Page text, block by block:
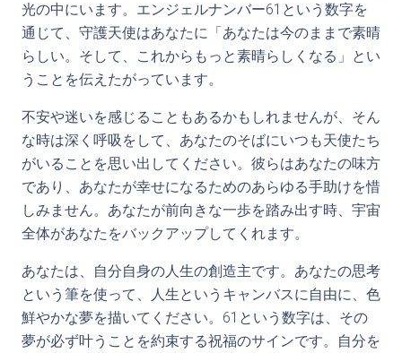
光の中にいます。エンジェルナンバー61という数字を
通じて、守護天使はあなたに「あなたは今のままで素晴
らしい。そして、これからもっと素晴らしくなる」とい
うことを伝えたがっています。
不安や迷いを感じることもあるかもしれませんが、そん
な時は深く呼吸をして、あなたのそばにいつも天使たち
がいることを思い出してください。彼らはあなたの味方
であり、あなたが幸せになるためのあらゆる手助けを惜
しみません。あなたが前向きな一歩を踏み出す時、宇宙
全体があなたをバックアップしてくれます。
あなたは、自分自身の人生の創造主です。あなたの思考
という筆を使って、人生というキャンバスに自由に、色
鮮やかな夢を描いてください。61という数字は、その
夢が必ず叶うことを約束する祝福のサインです。自分を